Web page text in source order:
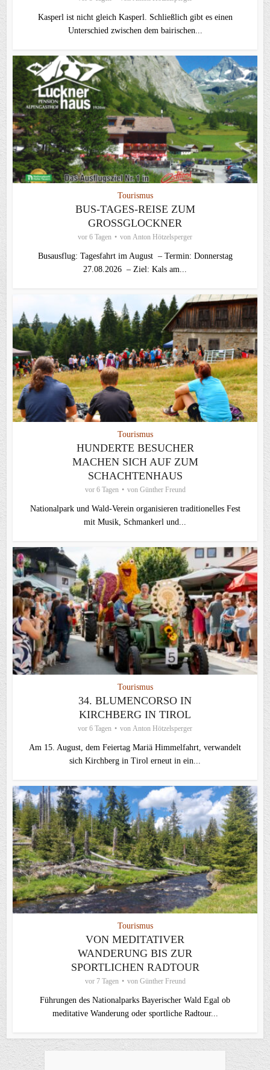
Kasperl ist nicht gleich Kasperl. Schließlich gibt es einen
Unterschied zwischen dem bairischen...
Tourismus
BUS-TAGES-REISE ZUM
GROSSGLOCKNER
vor 6 Tagen von Anton Hötzelsperger
Busausflug: Tagesfahrt im August – Termin: Donnerstag
27.08.2026 – Ziel: Kals am...
Tourismus
HUNDERTE BESUCHER
MACHEN SICH AUF ZUM
SCHACHTENHAUS
vor 6 Tagen von Günther Freund
Nationalpark und Wald-Verein organisieren traditionelles Fest
mit Musik, Schmankerl und...
Tourismus
34. BLUMENCORSO IN
KIRCHBERG IN TIROL
vor 6 Tagen von Anton Hötzelsperger
Am 15. August, dem Feiertag Mariä Himmelfahrt, verwandelt
sich Kirchberg in Tirol erneut in ein...
Tourismus
VON MEDITATIVER
WANDERUNG BIS ZUR
SPORTLICHEN RADTOUR
vor 7 Tagen von Günther Freund
Führungen des Nationalparks Bayerischer Wald Egal ob
meditative Wanderung oder sportliche Radtour...